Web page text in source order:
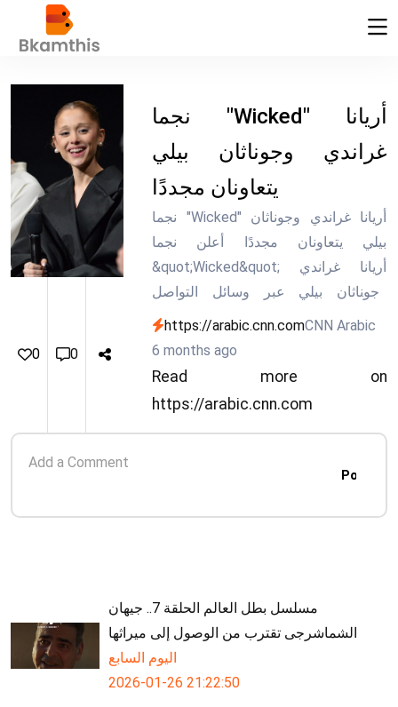
0 0
نجما "Wicked" أريانا
غراندي وجوناثان بيلي
يتعاونان مجددًا
نجما "Wicked" أريانا غراندي وجوناثان
بيلي يتعاونان مجددًا أعلن نجما
&quot;Wicked&quot; أريانا غراندي
وجوناثان بيلي عبر وسائل التواصل
الاجتماعي، الأربعاء، عن مشاركتهما في
عرض جديد للمسرحية الموسيقية التي
توصف بـ&quot;الأسطورية&quot;؛
George&quot; للمؤلف ستيفن
https://arabic.cnn.comCNN Arabic
6 months ago
Read more on
https://arabic.cnn.com
Post
مسلسل بطل العالم الحلقة 7.. جيهان
الشماشرجى تقترب من الوصول إلى ميراثها
اليوم السابع
2026-01-26 21:22:50